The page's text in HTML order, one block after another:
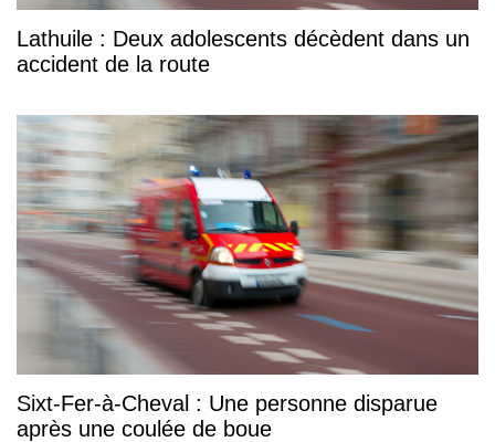
Lathuile : Deux adolescents décèdent dans un
accident de la route
Sixt-Fer-à-Cheval : Une personne disparue
après une coulée de boue